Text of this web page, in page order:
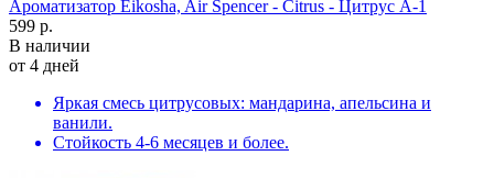
Ароматизатор Eikosha, Air Spencer - Citrus - Цитрус A-1
599 р.
В наличии
от 4 дней
Яркая смесь цитрусовых: мандарина, апельсина и
ванили.
Стойкость 4-6 месяцев и более.